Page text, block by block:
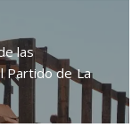
las
Partido de La